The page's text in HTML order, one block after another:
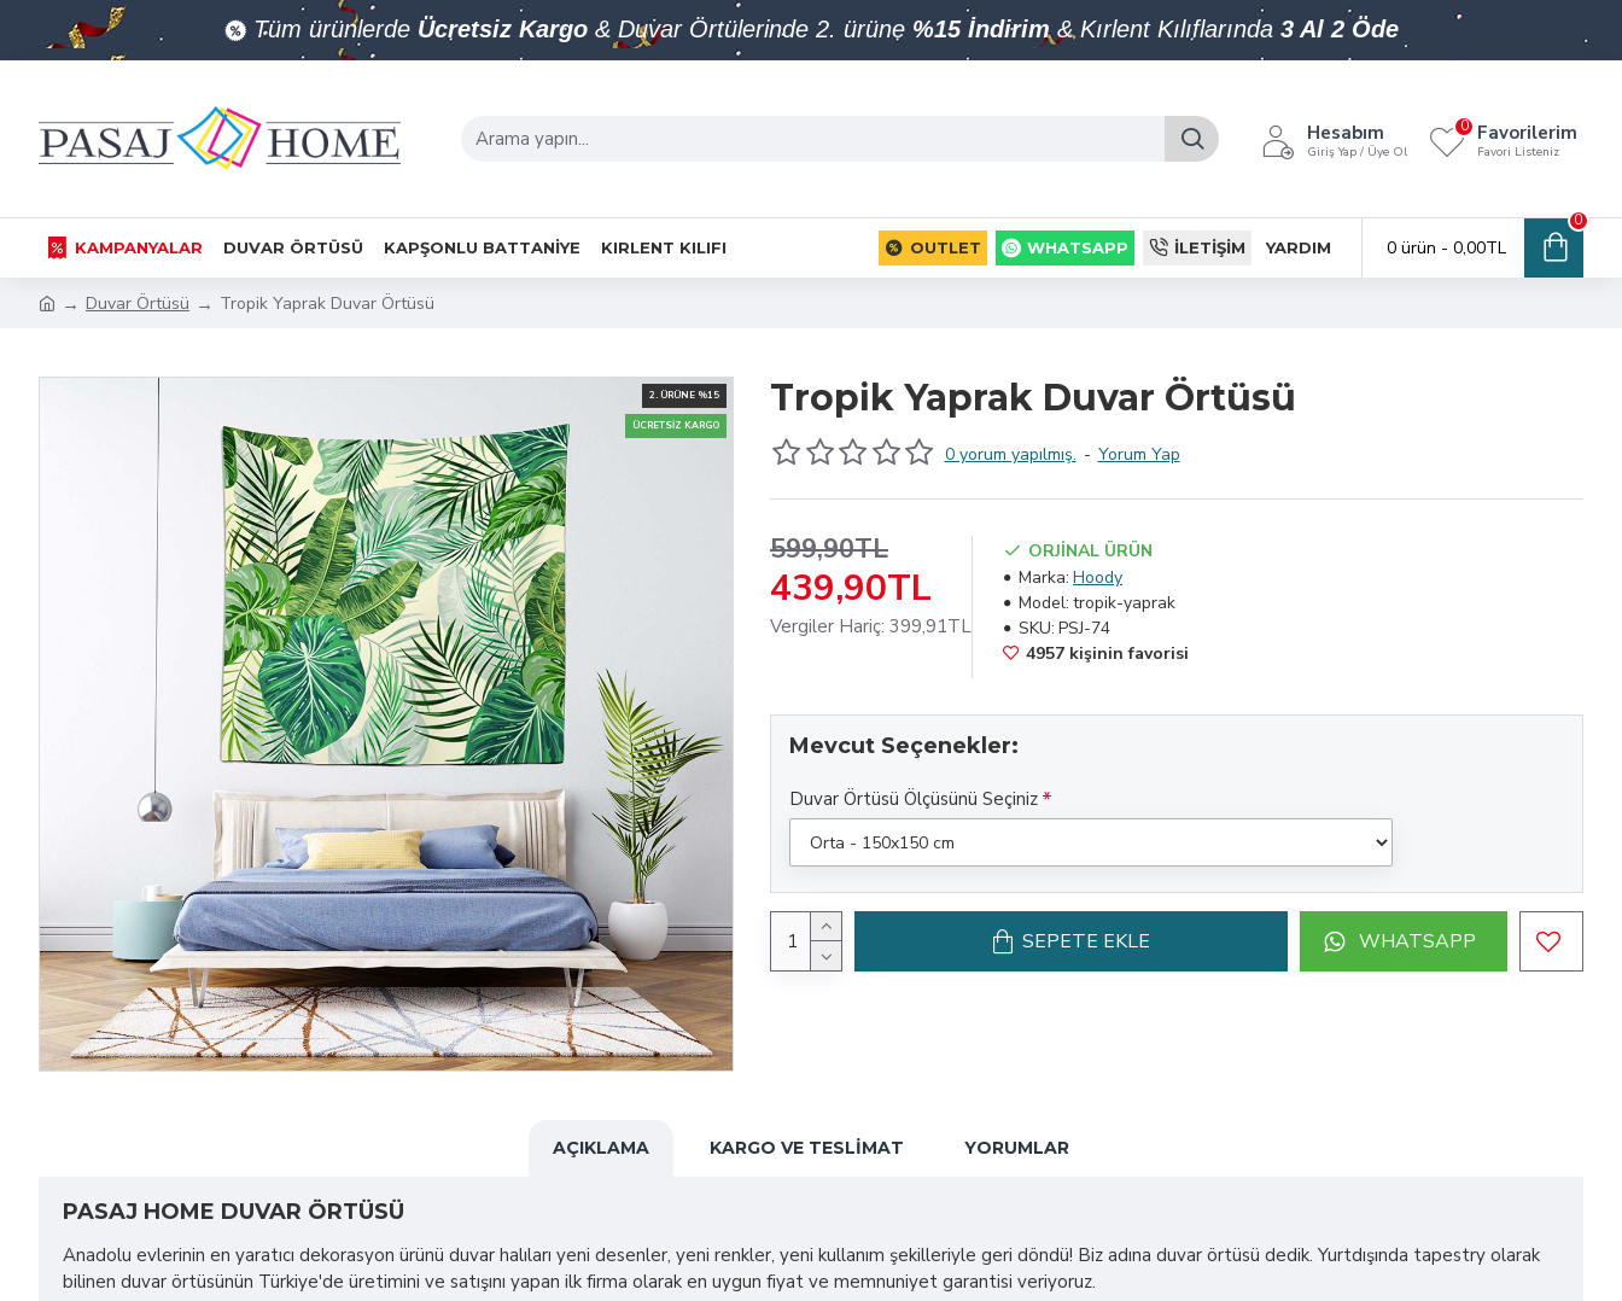
Tüm ürünlerde Ücretsiz Kargo & Duvar Örtülerinde 2. ürüne %15 İndirim& Kırlent Kılıflarında 3 Al 2 Öde
Hesabım
Giriş Yap / Üye Ol
Favorilerim
Favori Listeniz
0
KAMPANYALAR DUVAR ÖRTÜSÜ KAPŞONLU BATTANIYE KIRLENT KILIFI OUTLET WHATSAPP İLETIŞIM YARDIM 0 ürün - 0,00TL
0
Duvar Örtüsü Tropik Yaprak Duvar Örtüsü
ÜCRETSIZ KARGO
2. ÜRÜNE %15 Tropik Yaprak Duvar Örtüsü
0 yorum yapılmış. - Yorum Yap
439,90TL
599,90TL
Vergiler Hariç: 399,91TL
ORJİNAL ÜRÜN
Marka: Hoody
Model: tropik-yaprak
SKU: PSJ-74
4957 kişinin favorisi
Mevcut Seçenekler:
Duvar Örtüsü Ölçüsünü Seçiniz
SEPETE EKLE WHATSAPP
AÇIKLAMA KARGO VE TESLIMAT YORUMLAR
PASAJ HOME DUVAR ÖRTÜSÜ
Anadolu evlerinin en yaratıcı dekorasyon ürünü duvar halıları yeni desenler, yeni renkler, yeni kullanım şekilleriyle geri döndü! Biz adına duvar örtüsü dedik. Yurtdışında tapestry olarak
bilinen duvar örtüsünün Türkiye'de üretimini ve satışını yapan ilk firma olarak en uygun fiyat ve memnuniyet garantisi veriyoruz.